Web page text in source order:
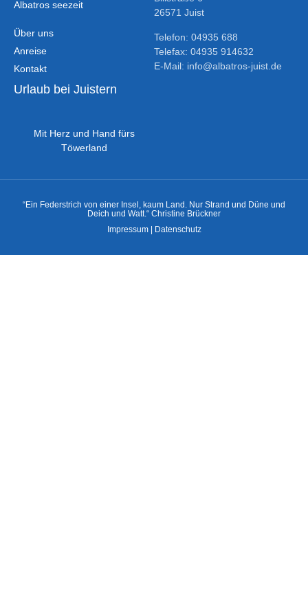
Albatros seezeit
Über uns
Anreise
Kontakt
26571 Juist
Telefon: 04935 688
Telefax: 04935 914632
E-Mail: info@albatros-juist.de
Urlaub bei Juistern
Mit Herz und Hand fürs
Töwerland
“Ein Federstrich von einer Insel, kaum Land. Nur Strand und Düne und
Deich und Watt.“ Christine Brückner
Impressum| Datenschutz